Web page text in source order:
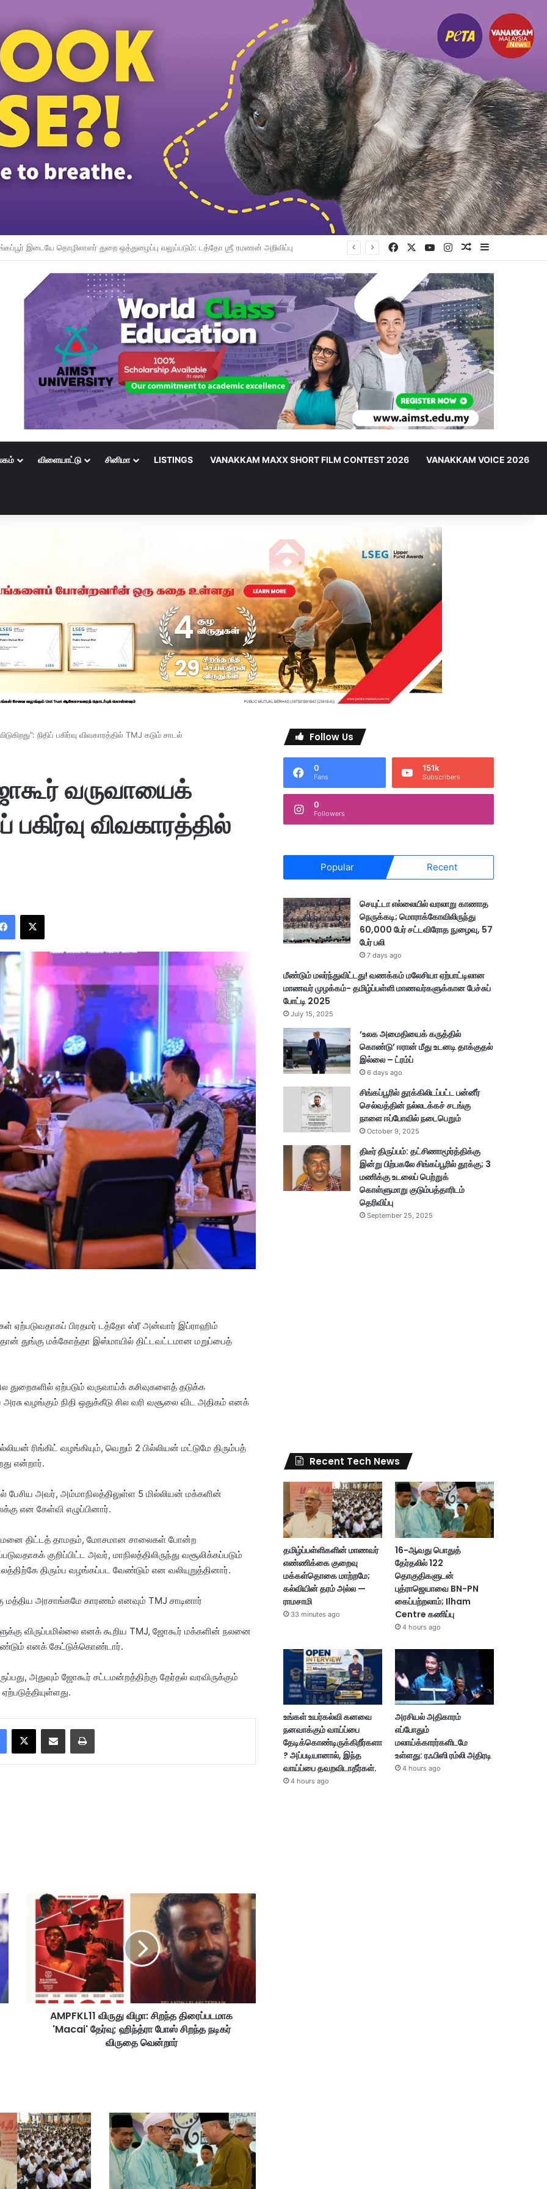
மாணவர் எண்ணிக்கை குறைவு மக்கள்தொகை மாற்றமே; கல்வியின் தரம் அல்ல — ராமசாமி Facebook YouTubeInstagramRandom Article
விளையாட்டு சினிமா LISTINGS VANAKKAM MAXX SHORT FILM CONTEST 2026 VANAKKAM VOICE 2026
நிதிப் பகிர்வு விவகாரத்தில் TMJ கடும் சாடல்
வருவாயைக்
பகிர்வு விவகாரத்தில்
ஏற்படுவதாகப் பிரதமர் டத்தோ ஸ்ரீ அன்வார் இப்ராஹிம்
துங்கு மக்கோத்தா இஸ்மாயில் திட்டவட்டமான மறுப்பைத்
துறைகளில் ஏற்படும் வருவாய்க் கசிவுகளைத் தடுக்க
வழங்கும் நிதி ஒதுக்கீடு சில வரி வசூலை விட அதிகம் எனக்
ரிங்கிட் வழங்கியும், வெறும் 2 பில்லியன் மட்டுமே திரும்பத்
என்றார்.
அவர், அம்மாநிலத்திலுள்ள 5 மில்லியன் மக்களின்
என கேள்வி எழுப்பினார்.
திட்டத் தாமதம், மோசமான சாலைகள் போன்ற
குறிப்பிட்ட அவர், மாநிலத்திலிருந்து வசூலிக்கப்படும்
திரும்ப வழங்கப்பட வேண்டும் என வலியுறுத்தினார்.
அரசாங்கமே காரணம் எனவும் TMJ சாடினார்
விருப்பமில்லை எனக் கூறிய TMJ, ஜோகூர் மக்களின் நலனை
எனக் கேட்டுக்கொண்டார்.
அதுவும் ஜோகூர் சட்டமன்றத்திற்கு தேர்தல் வரவிருக்கும்
த
தி
ரை
ப்
ப
ட
AMPFKL11 விருது விழா: சிறந்த திரைப்படமாக
'Macai' தேர்வு; ஹிந்த்ரா போஸ் சிறந்த நடிகர்
விருதை வென்றார்
Follow Us
0
Fans
151k
Subscribers
0
Followers
Popular Recent
செயுட்டா எல்லையில் வரலாறு காணாத
நெருக்கடி; மொராக்கோவிலிருந்து
60,000 பேர் சட்டவிரோத நுழைவு, 57
பேர் பலி
7 days ago
மீண்டும் மலர்ந்துவிட்டது! வணக்கம் மலேசியா ஏற்பாட்டிலான
மாணவர் முழக்கம்- தமிழ்ப்பள்ளி மாணவர்களுக்கான பேச்சுப்
போட்டி 2025
July 15, 2025
‘உலக அமைதியைக் கருத்தில்
கொண்டு’ ஈரான் மீது உடனடி தாக்குதல்
இல்லை – ட்ரம்ப்
6 days ago
சிங்கப்பூரில் தூக்கிலிடப்பட்ட பன்னீர்
செல்வத்தின் நல்லடக்கச் சடங்கு
நாளை ஈப்போவில் நடைபெறும்
October 9, 2025
திடீர் திருப்பம்: தட்சிணாமூர்த்திக்கு
இன்று பிற்பகலே சிங்கப்பூரில் தூக்கு; 3
மணிக்கு உடலைப் பெற்றுக்
கொள்ளுமாறு குடும்பத்தாரிடம்
தெரிவிப்பு
September 25, 2025
Recent Tech News
தமிழ்ப்பள்ளிகளின் மாணவர்
எண்ணிக்கை குறைவு
மக்கள்தொகை மாற்றமே;
கல்வியின் தரம் அல்ல —
ராமசாமி
33 minutes ago
16-ஆவது பொதுத்
தேர்தலில் 122
தொகுதிகளுடன்
புத்ராஜெயாவை BN-PN
கைப்பற்றலாம்; Ilham
Centre கணிப்பு
4 hours ago
உங்கள் உயர்கல்வி கனவை
நனவாக்கும் வாய்ப்பை
தேடிக்கொண்டிருக்கிறீர்களா
? அப்படியானால், இந்த
வாய்ப்பை தவறவிடாதீர்கள்.
4 hours ago
அரசியல் அதிகாரம்
எப்போதும்
மலாய்க்காரர்களிடமே
உள்ளது: ரஃபிஸி ரம்லி அதிரடி
4 hours ago